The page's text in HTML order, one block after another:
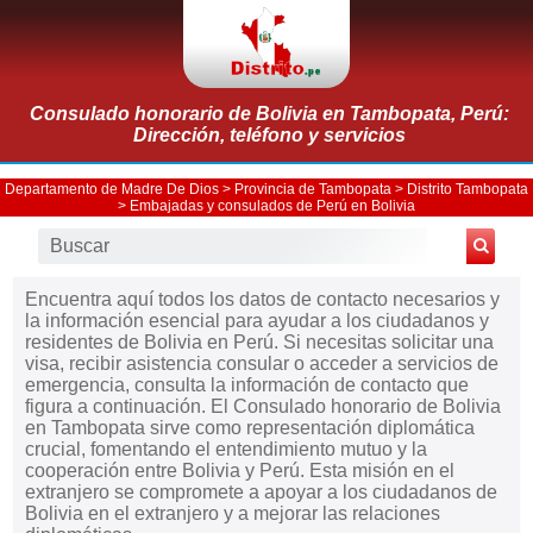
Consulado honorario de Bolivia en Tambopata, Perú:
Dirección, teléfono y servicios
Departamento de Madre De Dios > Provincia de Tambopata > Distrito Tambopata
> Embajadas y consulados de Perú en Bolivia
Encuentra aquí todos los datos de contacto necesarios y
la información esencial para ayudar a los ciudadanos y
residentes de Bolivia en Perú. Si necesitas solicitar una
visa, recibir asistencia consular o acceder a servicios de
emergencia, consulta la información de contacto que
figura a continuación. El Consulado honorario de Bolivia
en Tambopata sirve como representación diplomática
crucial, fomentando el entendimiento mutuo y la
cooperación entre Bolivia y Perú. Esta misión en el
extranjero se compromete a apoyar a los ciudadanos de
Bolivia en el extranjero y a mejorar las relaciones